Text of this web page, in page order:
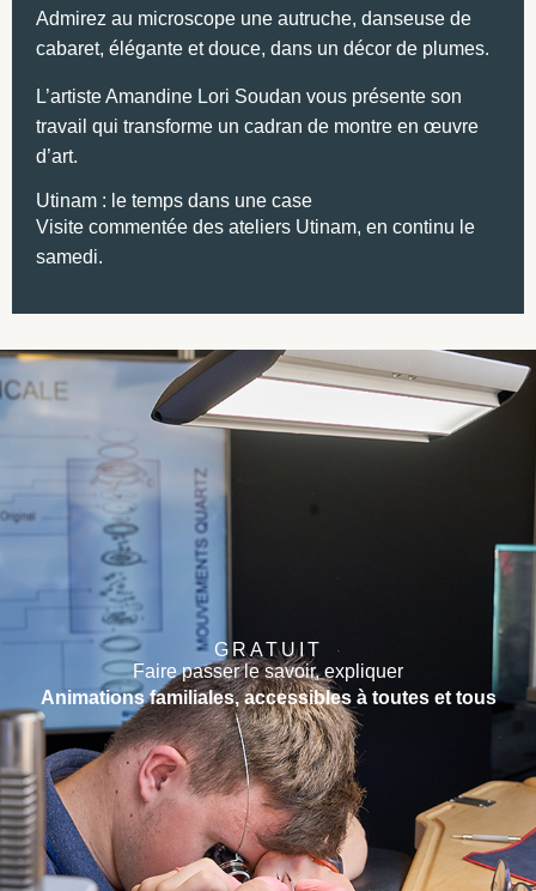
Admirez au microscope une autruche, danseuse de
cabaret, élégante et douce, dans un décor de plumes.
L’artiste Amandine Lori Soudan vous présente son
travail qui transforme un cadran de montre en œuvre
d’art.
Utinam : le temps dans une case
Visite commentée des ateliers Utinam, en continu le
samedi.
GRATUIT
Faire passer le savoir, expliquer
Animations familiales, accessibles à toutes et tous